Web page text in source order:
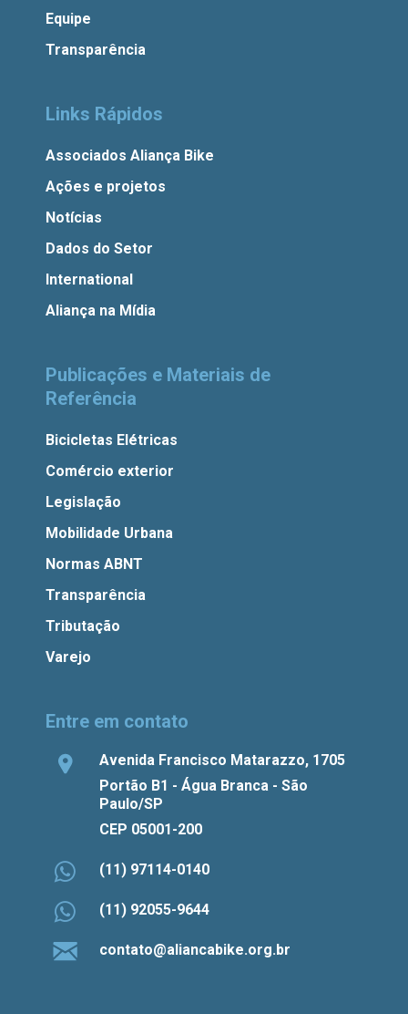
Equipe
Transparência
Links Rápidos
Associados Aliança Bike
Ações e projetos
Notícias
Dados do Setor
International
Aliança na Mídia
Publicações e Materiais de
Referência
Bicicletas Elétricas
Comércio exterior
Legislação
Mobilidade Urbana
Normas ABNT
Transparência
Tributação
Varejo
Entre em contato
Avenida Francisco Matarazzo, 1705
Portão B1 - Água Branca - São
Paulo/SP
CEP 05001-200
(11) 97114-0140
(11) 92055-9644
contato@aliancabike.org.br